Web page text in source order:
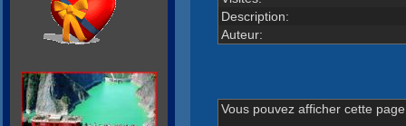
Description:
Auteur:
Vous pouvez afficher cette